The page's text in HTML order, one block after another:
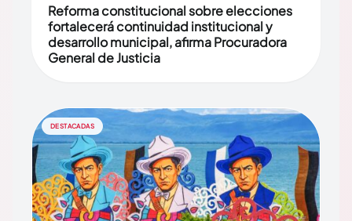
Reforma constitucional sobre elecciones
fortalecerá continuidad institucional y
desarrollo municipal, afirma Procuradora
General de Justicia
DESTACADAS